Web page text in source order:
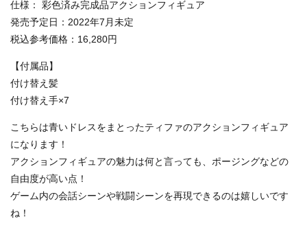
仕様： 彩色済み完成品アクションフィギュア
発売予定日：2022年7月未定
税込参考価格：16,280円
【付属品】
付け替え髪
付け替え手×7
こちらは青いドレスをまとったティファのアクションフィギュア
になります！
アクションフィギュアの魅力は何と言っても、ポージングなどの
自由度が高い点！
ゲーム内の会話シーンや戦闘シーンを再現できるのは嬉しいです
ね！